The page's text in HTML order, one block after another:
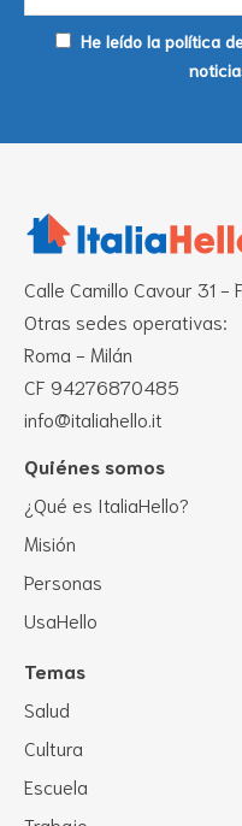
He leído la política
Calle Camillo Cavour 31 -
Otras sedes operativas:
Roma - Milán
CF 94276870485
info@italiahello.it
Quiénes somos
¿Qué es ItaliaHello?
Misión
Personas
UsaHello
Temas
Salud
Cultura
Escuela